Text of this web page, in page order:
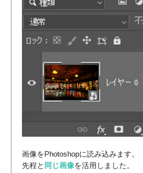
画像をPhotoshopに読み込みます。
先程と 同じ画像を活用しました。